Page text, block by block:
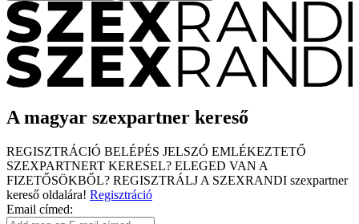
A magyar szexpartner kereső
REGISZTRÁCIÓ BELÉPÉS JELSZÓ EMLÉKEZTETŐ
SZEXPARTNERT KERESEL? ELEGED VAN A
FIZETŐSÖKBŐL? REGISZTRÁLJ A SZEXRANDI szexpartner
kereső oldalára! Regisztráció
Email címed: